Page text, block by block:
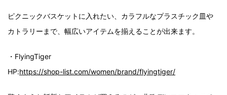
ピクニックバスケットに入れたい、カラフルなプラスチック皿や
カトラリーまで、幅広いアイテムを揃えることが出来ます。
・FlyingTiger
HP:https://shop-list.com/women/brand/flyingtiger/